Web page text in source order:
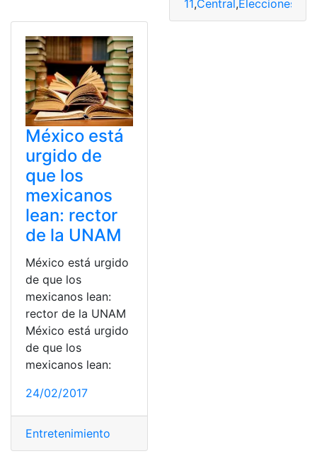
11,Central,Elecciones
México está
urgido de
que los
mexicanos
lean: rector
de la UNAM
México está urgido
de que los
mexicanos lean:
rector de la UNAM
México está urgido
de que los
mexicanos lean:
24/02/2017
Entretenimiento